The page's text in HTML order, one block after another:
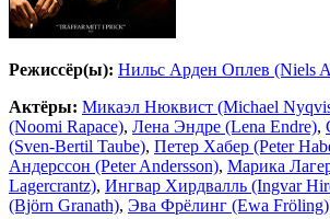
Режиссёр(ы): Нильс Арден Оплев (Niels
Актёры: Микаэл Нюквист (Michael
(Noomi Rapace), Лена Эндре (Lena Endre),
(Sven-Bertil Taube), Петер Хабер (Peter
Андерссон (Peter Andersson), Марика
Lagercrantz), Ингвар Хирдвалль (Ingvar
(Björn Granath), Эва Фрёлинг (Ewa Fröling)